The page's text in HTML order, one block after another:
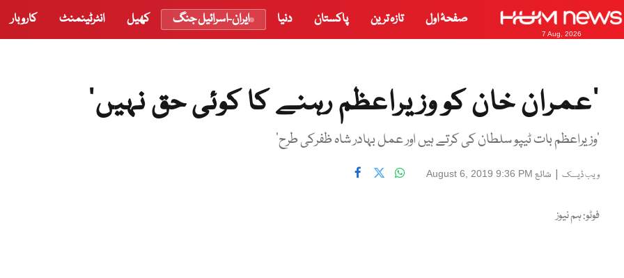
7 Aug, 2026
صفحۂ اول تازہ ترین پاکستان دنیا ایران-اسرائیل جنگ کھیل انٹرٹینمنٹ کاروبار
’عمران خان کو وزیراعظم رہنے کا کوئی حق نہیں‘
’وزیراعظم بات ٹیپو سلطان کی کرتے ہیں اور عمل بہادر شاہ ظفرکی طرح‘
ویب ڈیسک | شائع August 6, 2019 9:36 PM
فوٹو: ہم نیوز